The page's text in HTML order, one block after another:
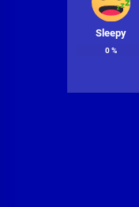
Sleepy
0%